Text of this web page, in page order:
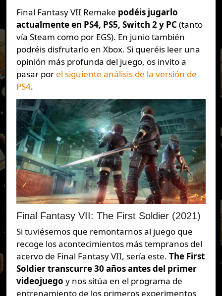
Final Fantasy VII Remake podéis jugarlo
actualmente en PS4, PS5, Switch 2 y PC (tanto
vía Steam como por EGS). En junio también
podréis disfrutarlo en Xbox. Si queréis leer una
opinión más profunda del juego, os invito a
pasar por el siguiente análisis de la versión de
PS4.
Final Fantasy VII: The First Soldier (2021)
Si tuviésemos que remontarnos al juego que
recoge los acontecimientos más tempranos del
acervo de Final Fantasy VII, sería este. The First
Soldier transcurre 30 años antes del primer
videojuego y nos sitúa en el programa de
entrenamiento de los primeros experimentos